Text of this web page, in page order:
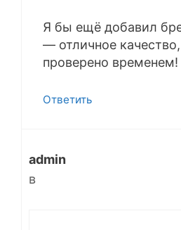
Я бы ещё добавил
— отличное
проверено временем!
Ответить
admin
в